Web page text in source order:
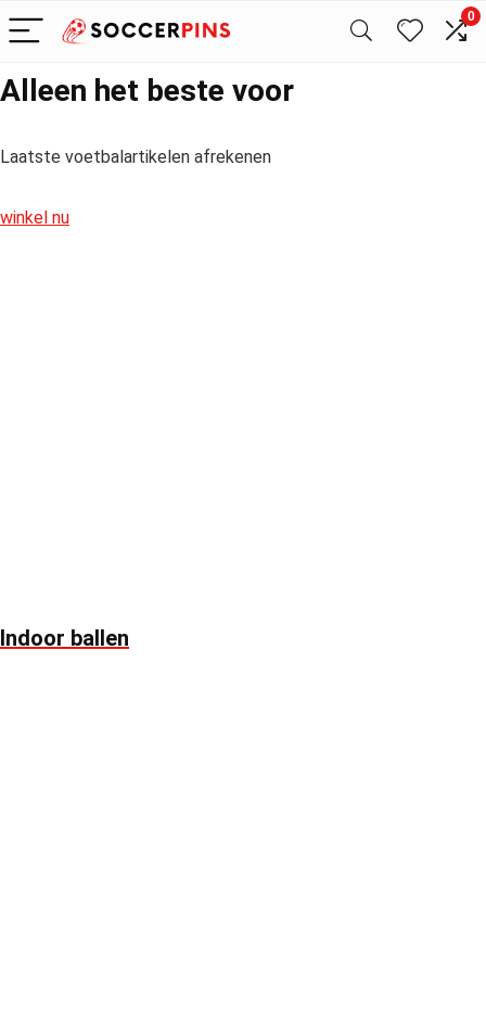
0
Alleen het beste voor
Laatste voetbalartikelen afrekenen
winkel nu
Indoor ballen